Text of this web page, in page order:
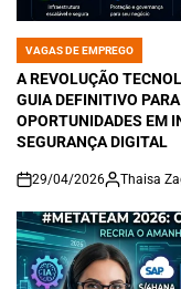
POSTED
IN
VAGAS DE EMPREGO
A REVOLUÇÃO
GUIA DEFINITIVO
OPORTUNIDADES EM
SEGURANÇA DIGITAL
on
29/04/2026 Thaisa